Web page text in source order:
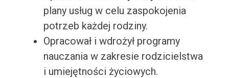
plany usług w celu zaspokojenia
potrzeb każdej rodziny.
Opracował i wdrożył programy
nauczania w zakresie rodzicielstwa
i umiejętności życiowych.